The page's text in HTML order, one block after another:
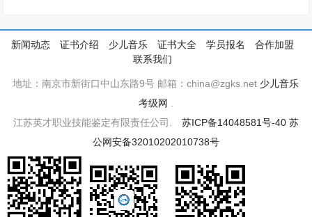
新闻动态 证书介绍 少儿音乐 证书大全 学员报名
合作加盟
联系我们
地址：南京市新街口中山东路9号 邮箱：china@zgks.net 少儿音乐
考级网
江苏英才职业技能鉴定有限责任公司. 苏ICP备14048581号-40 苏
公网安备32010202010738号